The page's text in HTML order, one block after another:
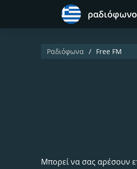
Ραδιόφωνα Free FM
Μπορεί να σας αρέσουν